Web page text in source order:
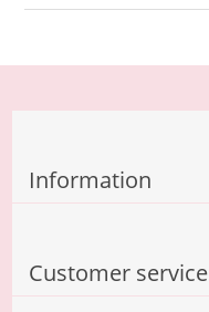
Information
Customer service